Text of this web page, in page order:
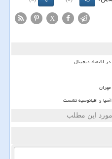
X
اقتصاد دیجیتال
و اقیانوسیه نشست
این مطلب